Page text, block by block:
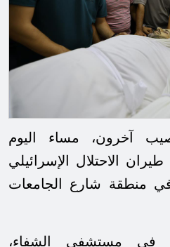
آخرون، مساء اليوم
الاحتلال الإسرائيلي
في منطقة شارع الجامعات
في مستشفى الشفاء،